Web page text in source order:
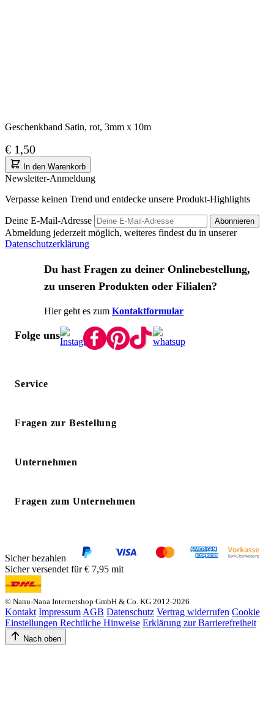
Geschenkband Satin, rot, 3mm x 10m
€ 1,50
In den Warenkorb
Newsletter-Anmeldung
Verpasse keinen Trend und entdecke unsere Produkt-Highlights
Deine E-Mail-Adresse Abonnieren
Abmeldung jederzeit möglich, weiteres findest du in unserer
Datenschutzerklärung
Du hast Fragen zu deiner Onlinebestellung,
zu unseren Produkten oder Filialen?
Hier geht es zum Kontaktformular
Folge uns
Service
Fragen zur Bestellung
Unternehmen
Fragen zum Unternehmen
Sicher bezahlen
Sicher versendet für € 7,95 mit
© Nanu-Nana Internetshop GmbH & Co. KG 2012-2026
Kontakt Impressum AGB Datenschutz Vertrag widerrufen Cookie
Einstellungen Rechtliche Hinweise Erklärung zur Barrierefreiheit
Nach oben